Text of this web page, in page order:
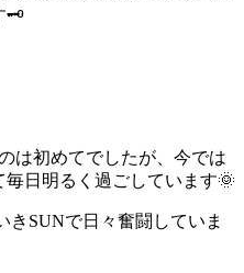
🗝
は初めてでしたが、今では
日明るく過ごしています🌞
きSUNで日々奮闘していま